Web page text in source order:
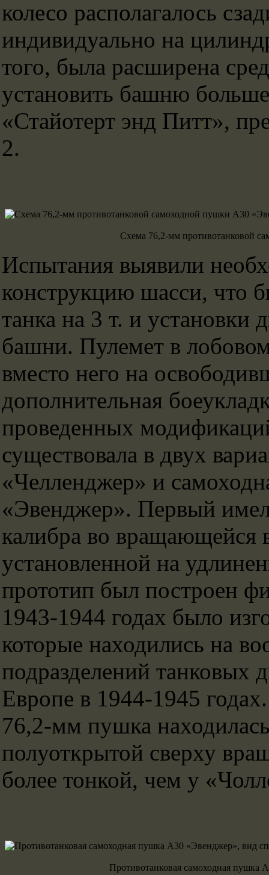
колесо располагалось
индивидуально на
того, была расширена
установить башню
«Стайотерт энд Питт»,
2.
Схема 76,2-мм противотанковой
Испытания выявили
конструкцию шасси, что
танка на 3 т. и установки
башни. Пулемет в
вместо него на
дополнительная
проведенных
существовала в двух
«Челленджер» и
«Эвeнджep». Первый
калибра во вращающейся
установленной на
прототип был построен
1943-1944 годах было
которые находились на
подразделений танковых
Европе в 1944-1945
76,2-мм пушка
полуоткрытой сверху
более тонкой, чем у
Противотанковая самоходная пушка